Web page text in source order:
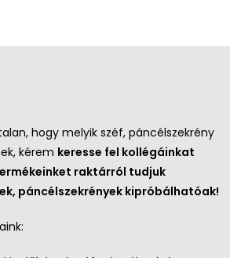
hogy melyik széf, páncélszekrény
kérem keresse fel kollégáinkat
raktárról tudjuk
páncélszekrények kipróbálhatóak!